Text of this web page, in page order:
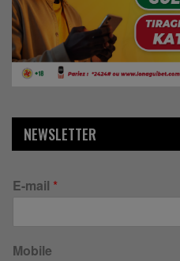
NEWSLETTER
E-mail *
Mobile